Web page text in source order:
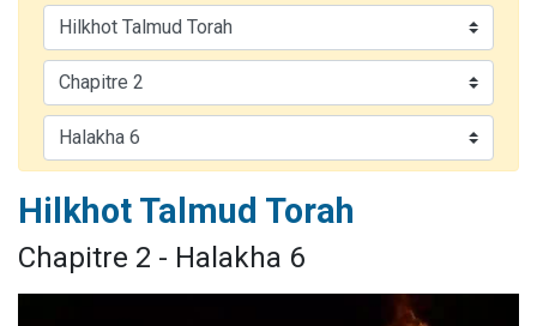
4 personnes viennent de nous rejoindre sur WhatsApp
3 personnes viennent de nous rejoindre sur WhatsApp
3 personnes viennent de faire un don pour 5 jours de vacances aux Orphelins
2 personnes viennent de faire un don pour Tsédaka : pauvres d'Israel
Hilkhot Talmud Torah
Chapitre 2 - Halakha 6